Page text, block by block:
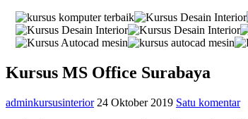
Kursus MS Office Surabaya
adminkursusinterior 24 Oktober 2019 Satu komentar